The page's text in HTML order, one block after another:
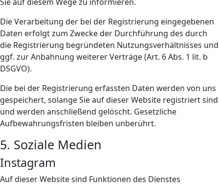
Die Verarbeitung der bei der Registrierung eingegebenen
Daten erfolgt zum Zwecke der Durchführung des durch
die Registrierung begründeten Nutzungsverhältnisses und
ggf. zur Anbahnung weiterer Verträge (Art. 6 Abs. 1 lit. b
DSGVO).
Die bei der Registrierung erfassten Daten werden von uns
gespeichert, solange Sie auf dieser Website registriert sind
und werden anschließend gelöscht. Gesetzliche
Aufbewahrungsfristen bleiben unberührt.
5. Soziale Medien
Instagram
Auf dieser Website sind Funktionen des Dienstes